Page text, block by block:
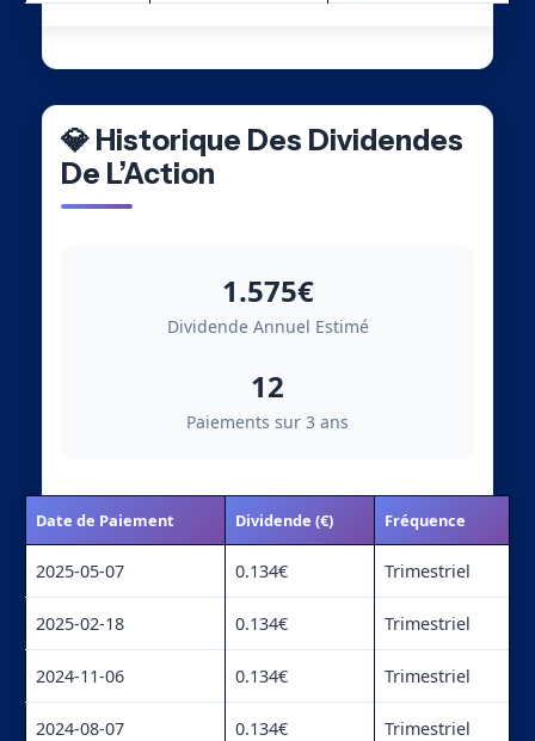
💎 Historique Des Dividendes
De L’Action
1.575€
Dividende Annuel Estimé
12
Paiements sur 3 ans
Date de Paiement Dividende (€) Fréquence
2025-05-07 0.134€ Trimestriel
2025-02-18 0.134€ Trimestriel
2024-11-06 0.134€ Trimestriel
2024-08-07 0.134€ Trimestriel